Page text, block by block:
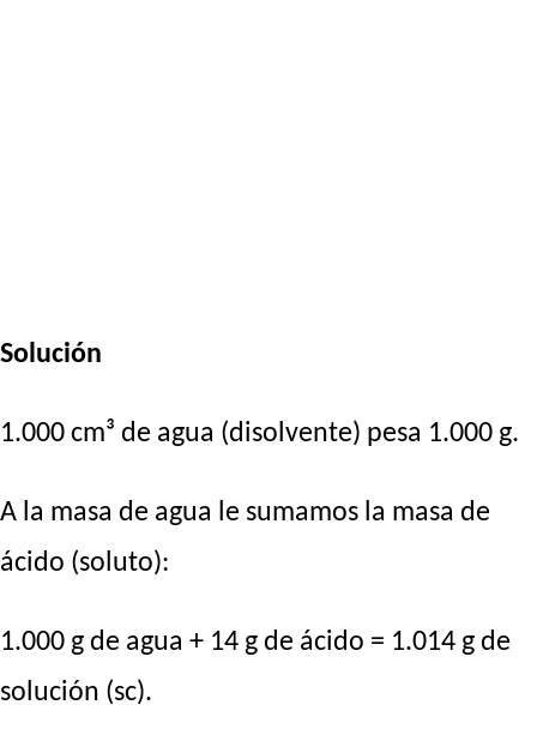
Solución
1.000 cm³ de agua (disolvente) pesa 1.000 g.
A la masa de agua le sumamos la masa de
ácido (soluto):
1.000 g de agua + 14 g de ácido = 1.014 g de
solución (sc).